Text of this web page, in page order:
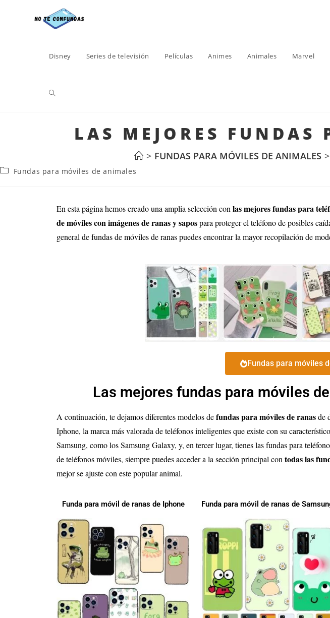
Disney Series de televisión Películas Animes Animales Marvel
LAS MEJORES FUNDAS
> FUNDAS PARA MÓVILES DE ANIMALES >
Fundas para móviles de animales
En esta página hemos creado una amplia selección con las mejores fundas para
de móviles con imágenes de ranas y sapospara proteger el teléfono de posibles
general de fundas de móviles de ranas puedes encontrar la mayor recopilación de
Fundas para móviles
Las mejores fundas para móviles
A continuación, te dejamos diferentes modelos defundas para móviles de ranasde
Iphone, la marca más valorada de teléfonos inteligentes que existe con su
Samsung, como los Samsung Galaxy, y, en tercer lugar, tienes las fundas para
de teléfonos móviles, siempre puedes acceder a la sección principal con todas las
mejor se ajuste con este popular animal.
Funda para móvil de ranas de Iphone Funda para móvil de ranas de